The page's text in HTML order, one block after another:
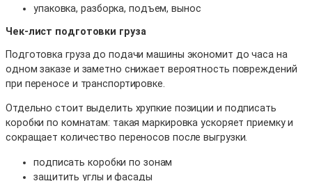
упаковка, разборка, подъем, вынос
Чек-лист подготовки груза
Подготовка груза до подачи машины экономит до часа на
одном заказе и заметно снижает вероятность повреждений
при переносе и транспортировке.
Отдельно стоит выделить хрупкие позиции и подписать
коробки по комнатам: такая маркировка ускоряет приемку и
сокращает количество переносов после выгрузки.
подписать коробки по зонам
защитить углы и фасады